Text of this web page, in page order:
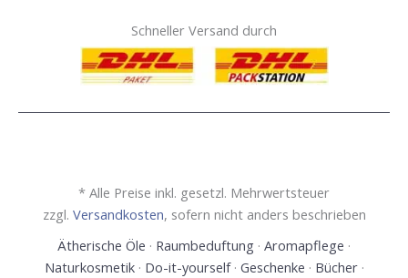
Schneller Versand durch
* Alle Preise inkl. gesetzl. Mehrwertsteuer
zzgl. Versandkosten, sofern nicht anders beschrieben
Ätherische Öle · Raumbeduftung · Aromapflege ·
Naturkosmetik· Do-it-yourself· Geschenke · Bücher·